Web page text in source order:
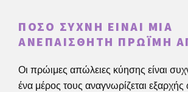
ΠΌΣΟ ΣΥΧΝΉ ΕΊΝΑΙ ΜΙΑ
ΑΝΕΠΑΊΣΘΗΤΗ ΠΡΏΙΜΗ
Οι πρώιμες απώλειες κύησης είναι
ένα μέρος τους αναγνωρίζεται